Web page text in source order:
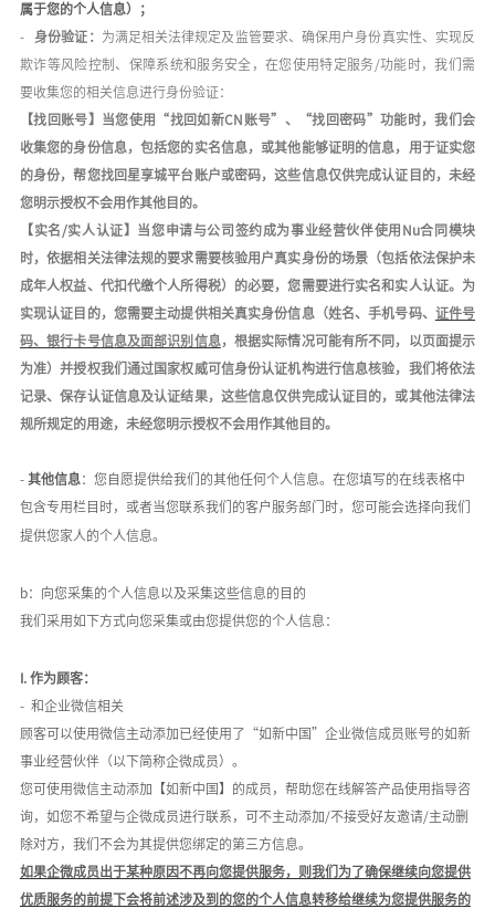
属于您的个人信息）；
- 身份验证： 为满足相关法律规定及监管要求、确保用户身份真实性、实现反
欺诈等风险控制、保障系统和服务安全，在您使用特定服务/功能时，我们需
要收集您的相关信息进行身份验证：
【找回账号】当您使用 “找回如新CN 账号”、“找回密码”功能时，我们会
收集您的身份信息，包括您的实名信息 ，或其他能够证明的信息，用于证实您
的身份，帮您找回星享城平台账户或密码，这些信息仅供完成认证目的，未经
您明示授权不会用作其他目的。
【实名 /实人认证】当您申请与公司签约成为事业经营伙伴使用 Nu合同模块
时，依据相关法律法规的要求需要核验用户真实身份的场景（包括依法保护未
成年人权益、代扣代缴个人所得税）的必要，您需要进行实名和实人认证。为
实现认证目的，您需要主动提供相关真实身份信息（姓名、手机号码、 证件号
码、银行卡号信息及面部识别信息 ，根据实际情况可能有所不同，以页面提示
为准）并授权我们通过国家权威可信身份认证机构进行信息核验，我们将依法
记录、保存认证信息及认证结果， 这些信息仅供完成认证目的，或其他法律法
规所规定的用途，未经您明示授权不会用作其他目的。
- 其他信息 ：您自愿提供给我们的其他任何个人信息。在您填写的在线表格中
包含专用栏目时，或者当您联系我们的客户服务部门时，您可能会选择向我们
提供您家人的个人信息。
b：向您采集的个人信息以及采集这些信息的目的
我们采用如下方式向您采集或由您提供您的个人信息：
I. 作为顾客：
- 和企业微信相关
顾客可以使用微信主动添加已经使用 了 “如新中国”企业微信成员账号的如新
事业经营伙伴（以下简称企微成员） 。
您可使用微信主动添加【如新中国】的成员 ，帮助您在线解答产品使用指导咨
询，如您不希望与企微成员进行联系，可不主动添加/不接受好友邀请/主动删
除对方，我们不会为其提供您绑定的第三方信息 。
如果企微成员出于某种原因不再向您提供服务，则我们为了确保继续向您提供
优质服务的前提下会将前述涉及到的您的个人信息转移给继续为您提供服务的